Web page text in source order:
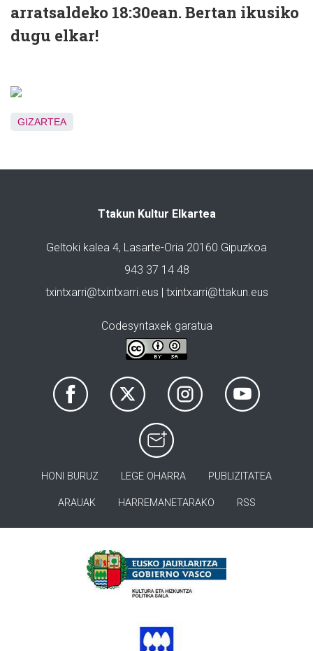
arratsaldeko 18:30ean. Bertan ikusiko
dugu elkar!
GIZARTEA
Ttakun Kultur Elkartea
Geltoki kalea 4, Lasarte-Oria 20160 Gipuzkoa
943 37 14 48
txintxarri@txintxarri.eus | txintxarri@ttakun.eus
Codesyntaxek garatua
HONI BURUZ LEGE OHARRA PUBLIZITATEA
ARAUAK HARREMANETARAKO RSS